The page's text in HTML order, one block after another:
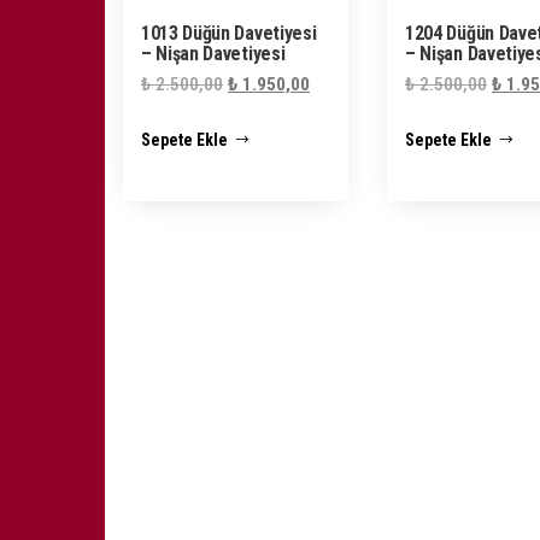
1013 Düğün Davetiyesi
– Nişan Davetiyesi
₺2.500,00 Orijinal
₺ 2.500,00.
₺ 1.950,00
Sepete Ekle
1204 Düğün
– Nişan
₺2.500,00
₺
₺
Sepete Ekle